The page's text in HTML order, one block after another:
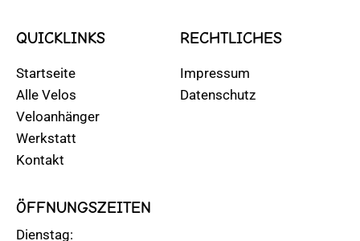
QUICKLINKS
Startseite
Alle Velos
Veloanhänger
Werkstatt
Kontakt
RECHTLICHES
Impressum
Datenschutz
ÖFFNUNGSZEITEN
Dienstag: